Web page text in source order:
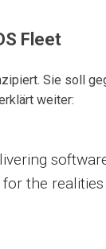
Fleet
Sie soll
weiter:
the